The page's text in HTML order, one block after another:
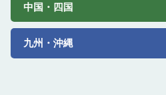
中国・四国
九州・沖縄